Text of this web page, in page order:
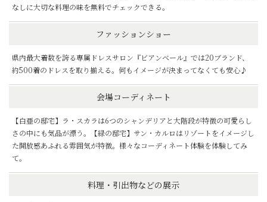
なしに大切な料理の味を無料でチェックできる。
ファッションショー
県内最大着数を誇る専属ドレスサロン『ビアンベール』では20ブランド、
約500着のドレスを取り揃える。何もイメージが決まってなくても安心♪
会場コーディネート
【白亜の邸宅】ラ・スカラは6つのシャンデリアと大階段が特徴の可愛らし
さの中にも気品が漂う。【緑の邸宅】サン・カルロはリゾートをイメージし
た開放感あふれる雰囲気が特徴。様々なコーディネート体験を体験してみ
て。
料理・引出物などの展示